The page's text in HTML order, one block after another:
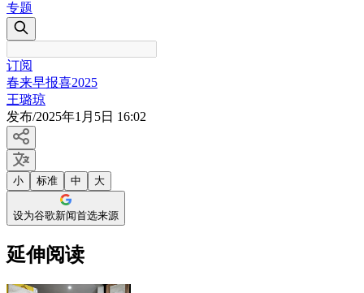
专题
订阅
春来早报喜2025
王璐琼
发布/2025年1月5日 16:02
小 标准 中 大
设为谷歌新闻首选来源
延伸阅读